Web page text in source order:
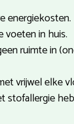
energiekosten.
voeten in huis.
ruimte in
vrijwel elke
stofallergie